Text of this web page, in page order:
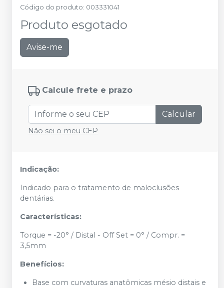
Código do produto: 003331041
Produto esgotado
Avise-me
Calcule frete e prazo
Calcular
Não sei o meu CEP
Indicação:
Indicado para o tratamento de maloclusões
dentárias.
Características:
Torque = -20° / Distal - Off Set = 0° / Compr. =
3,5mm
Benefícios:
Base com curvaturas anatômicas mésio distais e